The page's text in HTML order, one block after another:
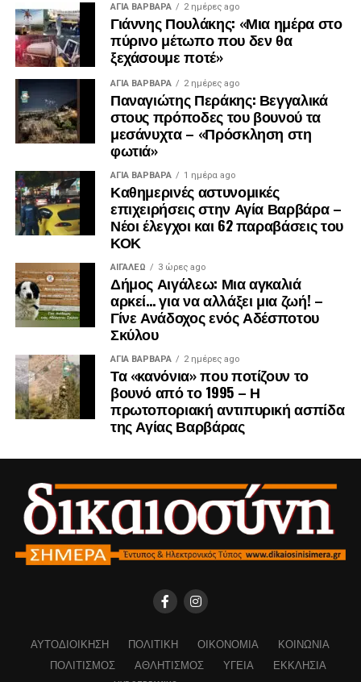
.
.
.
ΑΓΙΑ ΒΑΡΒΑΡΑ 2 ημέρες ago
Γιάννης Πουλάκης: «Μια ημέρα στο
πύρινο μέτωπο που δεν θα
ξεχάσουμε ποτέ»
ΑΓΙΑ ΒΑΡΒΑΡΑ 2 ημέρες ago
Παναγιώτης Περάκης: Βεγγαλικά
στους πρόποδες του βουνού τα
μεσάνυχτα – «Πρόσκληση στη
φωτιά»
ΑΓΙΑ ΒΑΡΒΑΡΑ 1 ημέρα ago
Καθημερινές αστυνομικές
επιχειρήσεις στην Αγία Βαρβάρα –
Νέοι έλεγχοι και 62 παραβάσεις του
ΚΟΚ
ΑΙΓΑΛΕΩ 3 ώρες ago
Δήμος Αιγάλεω: Μια αγκαλιά
αρκεί… για να αλλάξει μια ζωή! –
Γίνε Ανάδοχος ενός Αδέσποτου
Σκύλου
ΑΓΙΑ ΒΑΡΒΑΡΑ 2 ημέρες ago
Τα «κανόνια» που ποτίζουν το
βουνό από το 1995 – Η
πρωτοποριακή αντιπυρική ασπίδα
της Αγίας Βαρβάρας
ΑΥΤΟΔΙΟΊΚΗΣΗ ΠΟΛΙΤΙΚΉ ΟΙΚΟΝΟΜΊΑ
ΚΟΙΝΩΝΊΑ
ΠΟΛΙΤΙΣΜΌΣ
ΑΘΛΗΤΙΣΜΌΣ ΥΓΕΊΑ
ΕΚΚΛΗΣΊΑ